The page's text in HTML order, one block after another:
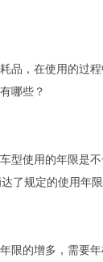
品，在使用的过
哪些？
型使用的年限是
了规定的使用年
限的增多，需要